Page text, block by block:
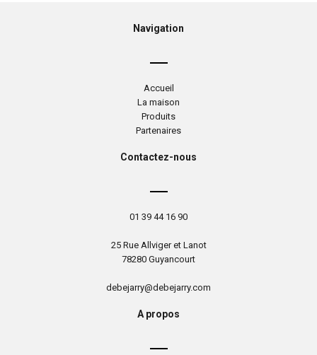
Navigation
Accueil
La maison
Produits
Partenaires
Contactez-nous
01 39 44 16 90
25 Rue Allviger et Lanot
78280 Guyancourt
debejarry@debejarry.com
A propos